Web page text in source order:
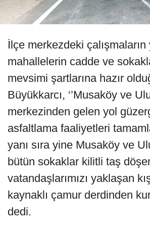
İlçe merkezdeki çalışmaların
mahallelerin cadde ve
mevsimi şartlarına hazır
Büyükkarcı, ‘’Musaköy ve
merkezinden gelen yol
asfaltlama faaliyetleri
yanı sıra yine Musaköy ve
bütün sokaklar kilitli taş
vatandaşlarımızı yaklaşan
kaynaklı çamur derdinden
dedi.